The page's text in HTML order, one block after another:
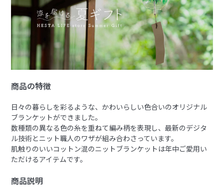
商品の特徴
日々の暮らしを彩るような、かわいらしい色合いのオリジナル
ブランケットができました。
数種類の異なる色の糸を重ねて編み柄を表現し、最新のデジタ
ル技術とニット職人のワザが組み合わさっています。
肌触りのいいコットン混のニットブランケットは年中ご愛用い
ただけるアイテムです。
商品説明